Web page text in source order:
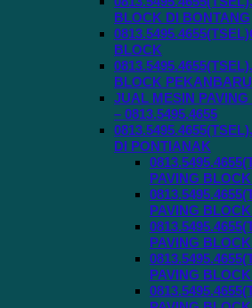
BLOCK DI BONTANG
BLOCK
BLOCK PEKANBARU
JUAL MESIN
– 0813.5495.4655
DI PONTIANAK
PAVING
PAVING
PAVING
PAVING